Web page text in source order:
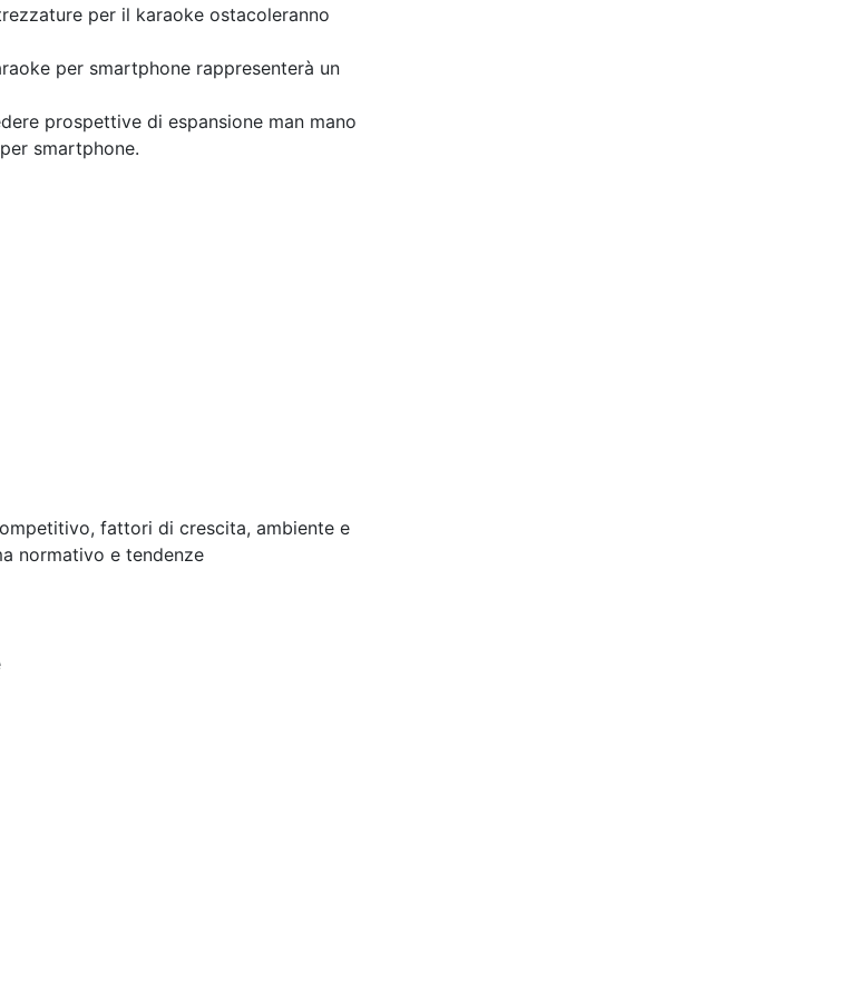
per il karaoke ostacoleranno
per smartphone rappresenterà un
prospettive di espansione man mano
smartphone.
fattori di crescita, ambiente e
normativo e tendenze